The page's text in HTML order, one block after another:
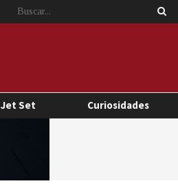
Jet Set Curiosidades